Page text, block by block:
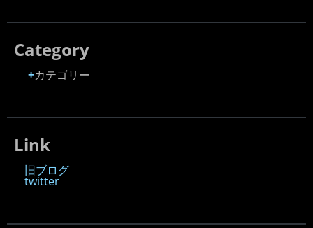
Category
カテゴリー
Link
旧ブログ
twitter